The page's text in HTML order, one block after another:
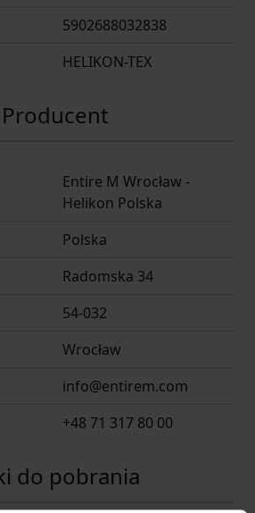
5902688032838
HELIKON-TEX
Producent
Entire M Wrocław -
Helikon Polska
Polska
Radomska 34
54-032
Wrocław
info@entirem.com
+48 71 317 80 00
do pobrania